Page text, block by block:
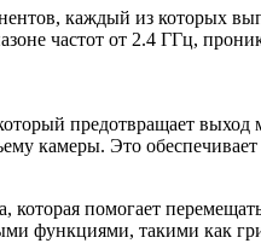
каждый из которых
частот от 2.4 ГГц,
предотвращает
камеры. Это
помогает
функциями, такими как